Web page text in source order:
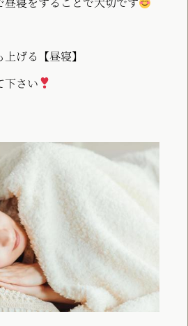
げる【昼寝】
下さい